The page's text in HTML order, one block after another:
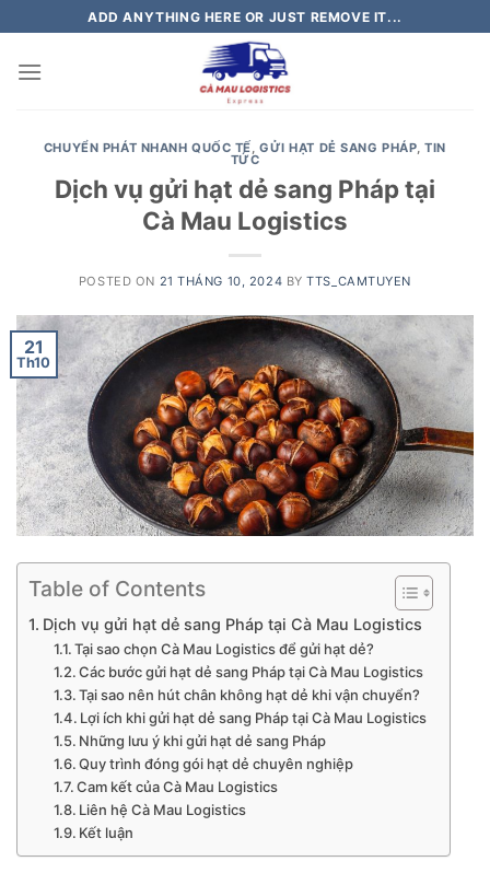
to
content
ADD ANYTHING HERE OR JUST REMOVE IT...
CHUYỂN PHÁT NHANH QUỐC TẾ,GỬI HẠT DẺ SANG PHÁP,TIN
TỨC
Dịch vụ gửi hạt dẻ sang Pháp tại
Cà Mau Logistics
POSTED ON 21 THÁNG 10, 2024 BYTTS_CAMTUYEN
21
Th10
Table of Contents
Dịch vụ gửi hạt dẻ sang Pháp tại Cà Mau Logistics
Tại sao chọn Cà Mau Logistics để gửi hạt dẻ?
Các bước gửi hạt dẻ sang Pháp tại Cà Mau Logistics
Tại sao nên hút chân không hạt dẻ khi vận chuyển?
Lợi ích khi gửi hạt dẻ sang Pháp tại Cà Mau Logistics
Những lưu ý khi gửi hạt dẻ sang Pháp
Quy trình đóng gói hạt dẻ chuyên nghiệp
Cam kết của Cà Mau Logistics
Liên hệ Cà Mau Logistics
Kết luận